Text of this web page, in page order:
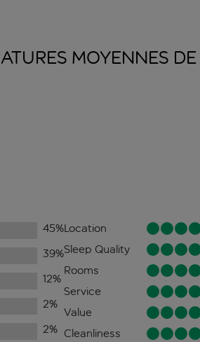
MOYENNES
45%
39%
12%
2%
2%
Location
Sleep Quality
Rooms
Service
Value
Cleanliness